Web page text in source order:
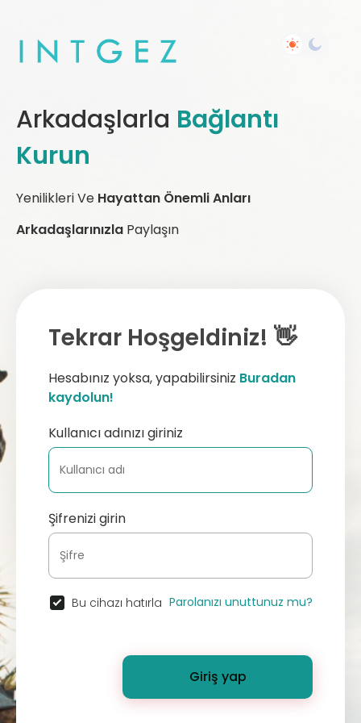
Arkadaşlarla Bağlantı
Kurun
Yenilikleri Ve Hayattan Önemli Anları
Arkadaşlarınızla Paylaşın
Tekrar Hoşgeldiniz! 👋
Hesabınız yoksa, yapabilirsiniz Buradan
kaydolun!
Kullanıcı adınızı giriniz
Şifrenizi girin
Bu cihazı hatırla Parolanızı unuttunuz mu?
Giriş yap